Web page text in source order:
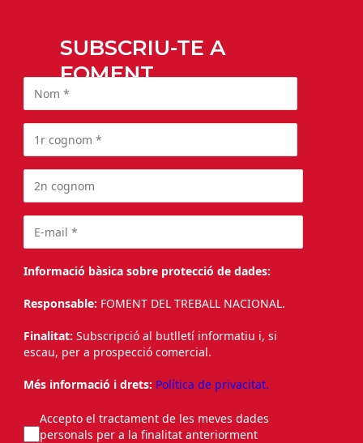
SUBSCRIU-TE A
FOMENT
Informació bàsica sobre protecció de dades:
Responsable: FOMENT DEL TREBALL NACIONAL.
Finalitat: Subscripció al butlletí informatiu i, si
escau, per a prospecció comercial.
Més informació i drets: Política de privacitat.
Accepto el tractament de les meves dades
personals per a la finalitat anteriorment